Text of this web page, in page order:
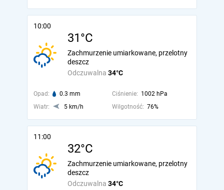
10:00
31°C
Odczuwalna 34°C
Zachmurzenie umiarkowane, przelotny
deszcz
Opad: 0.3 mm Ciśnienie: 1002 hPa
Wiatr:
5 km/h Wilgotność: 76%
11:00
32°C
Odczuwalna 34°C
Zachmurzenie umiarkowane, przelotny
deszcz